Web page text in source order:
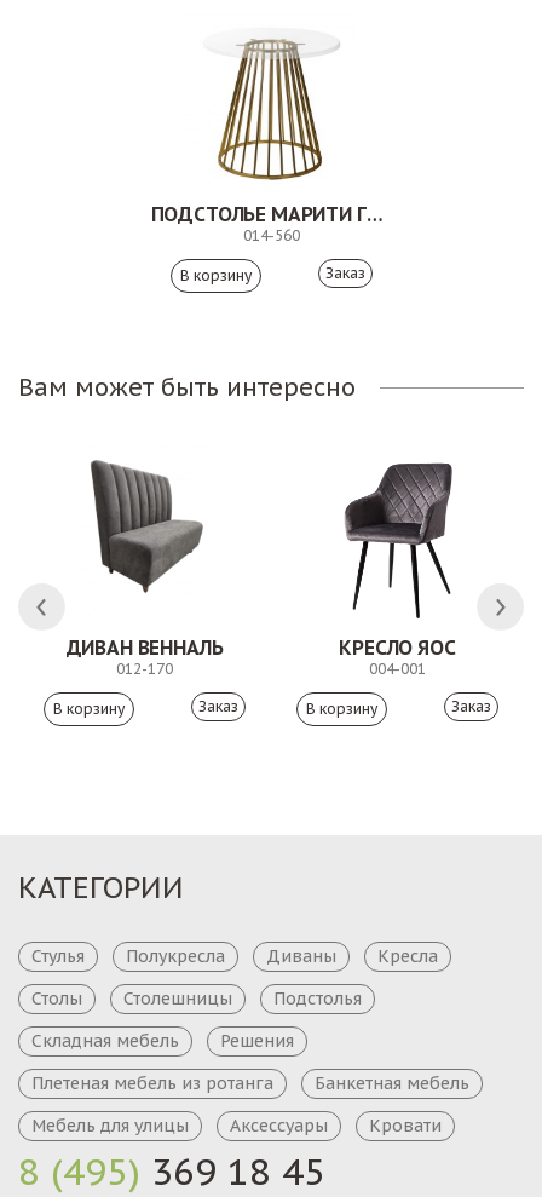
ПОДСТОЛЬЕ МАРИТИ ГОЛД
014-560
Заказ
Вам может быть интересно
ДИВАН ВЕННАЛЬ
012-170
Заказ
КРЕСЛО ЯОС
004-001
Заказ
8 (495) 369 18 45
КАТЕГОРИИ
Стулья Полукресла Диваны
Кресла
Столы
Столешницы
Подстолья
Складная мебель
Решения
Плетеная мебель из ротанга
Банкетная мебель
Мебель для улицы
Аксессуары Кровати